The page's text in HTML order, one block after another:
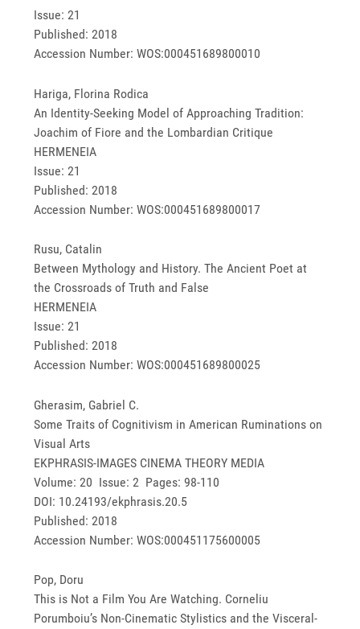
Issue: 21
Published: 2018
Accession Number: WOS:000451689800010
Hariga, Florina Rodica
An Identity-Seeking Model of Approaching Tradition:
Joachim of Fiore and the Lombardian Critique
HERMENEIA
Issue: 21
Published: 2018
Accession Number: WOS:000451689800017
Rusu, Catalin
Between Mythology and History. The Ancient Poet at
the Crossroads of Truth and False
HERMENEIA
Issue: 21
Published: 2018
Accession Number: WOS:000451689800025
Gherasim, Gabriel C.
Some Traits of Cognitivism in American Ruminations on
Visual Arts
EKPHRASIS-IMAGES CINEMA THEORY MEDIA
Volume: 20 Issue: 2 Pages: 98-110
DOI: 10.24193/ekphrasis.20.5
Published: 2018
Accession Number: WOS:000451175600005
Pop, Doru
This is Not a Film You Are Watching. Corneliu
Porumboiu’s Non-Cinematic Stylistics and the Visceral-